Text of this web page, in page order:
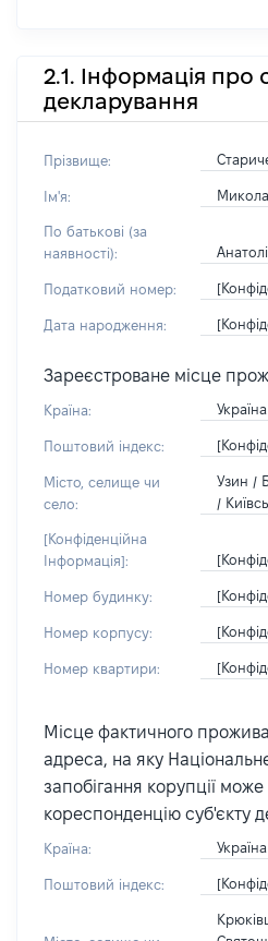
2.1. Інформація про
декларування
Прізвище:
Ім'я: Микола
По батькові (за
наявності):
Податковий номер:
Дата народження:
Зареєстроване місце
Країна: Україна
Поштовий індекс:
Місто, селище чи
село:
Узин /
/
[Конфіденційна
Інформація]:
Номер будинку:
Номер корпусу:
Номер квартири:
Місце фактичного
адреса, на яку
запобігання корупції
кореспонденцію суб'єкту
Країна: Україна
Поштовий індекс: